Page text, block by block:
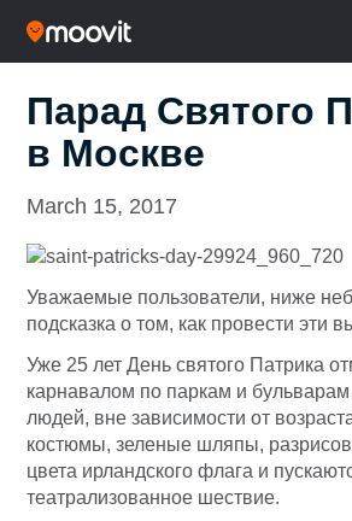
Парад Святого
в Москве
March 15, 2017
Уважаемые пользователи, ниже
подсказка о том, как провести эти
Уже 25 лет День святого Патрика
карнавалом по паркам и
людей, вне зависимости от
костюмы, зеленые шляпы,
цвета ирландского флага и
театрализованное шествие.